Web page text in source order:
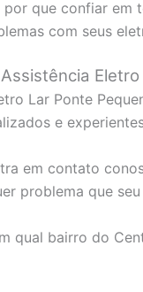
que confiar em
com seus
Lar Ponte
e
em contato
problema que
qual bairro do